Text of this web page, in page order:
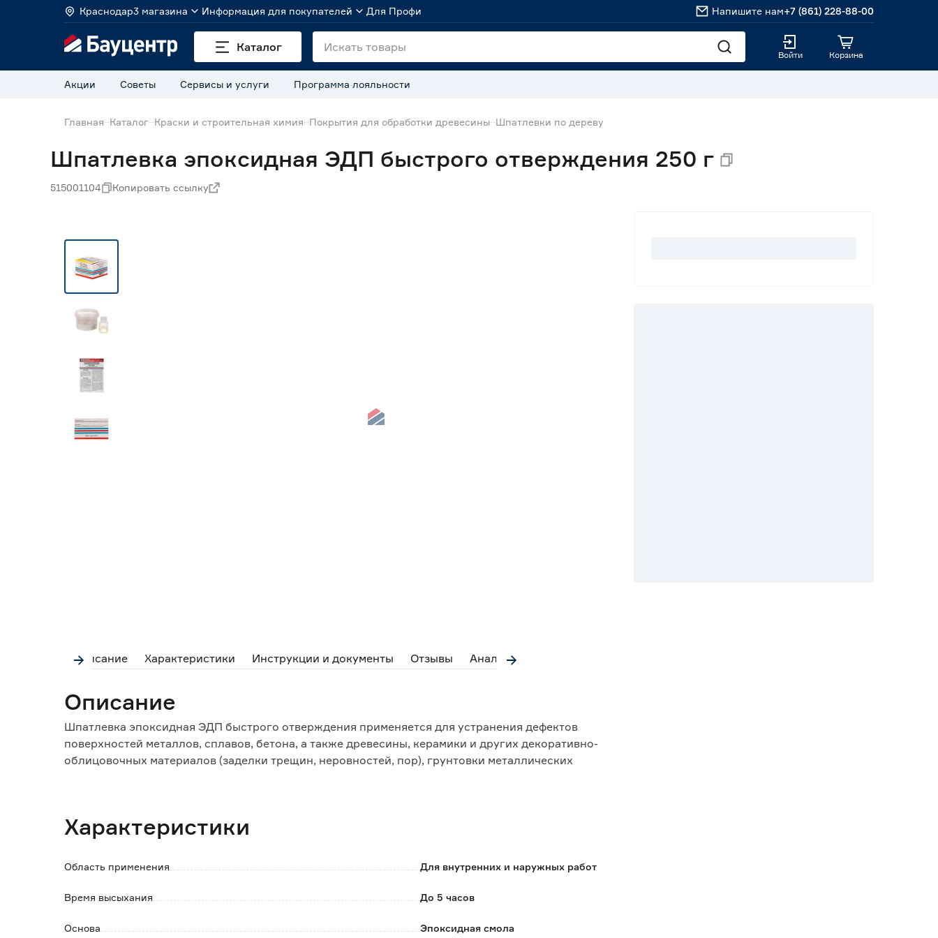
Краснодар3 магазина Информация для покупателей Для Профи Напишите нам+7 (861) 228-88-00
Каталог
Войти Корзина
Акции Советы Сервисы и услуги Программа лояльности
Главная Каталог Краски и строительная химия Покрытия для обработки древесины Шпатлевки по дереву
Шпатлевка эпоксидная ЭДП быстрого отверждения 250 г
515001104 Копировать ссылку
Описание Характеристики Инструкции и документы Отзывы Аналоги
Описание
Шпатлевка эпоксидная ЭДП быстрого отверждения применяется для устранения дефектов
поверхностей металлов, сплавов, бетона, а также древесины, керамики и других декоративно-
облицовочных материалов (заделки трещин, неровностей, пор), грунтовки металлических
- быстрое отверждение - полное отверждение шпаклевки не более 5 часов;
- устойчивость к механическим воздействиям - подходит для реставрации конструкций,
- устойчивость к щелочам, бензину, маслам;
Характеристики
Область применения Для внутренних и наружных работ
Время высыхания До 5 часов
Основа Эпоксидная смола